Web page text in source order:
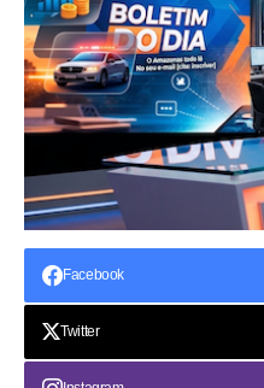
Facebook
Twitter